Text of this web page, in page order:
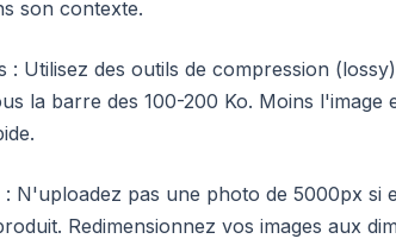
son contexte.
: Utilisez des outils de compression
la barre des 100-200 Ko. Moins l'image
: N'uploadez pas une photo de 5000px si
Redimensionnez vos images aux